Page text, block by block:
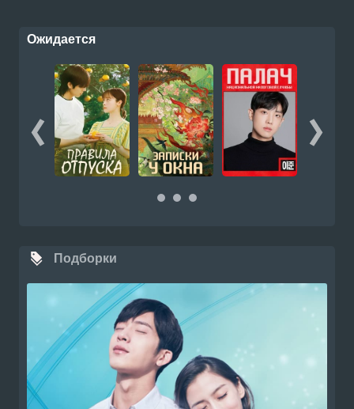
Ожидается
Подборки